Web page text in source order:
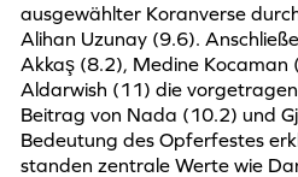
ausgewählter Koranverse
Alihan Uzunay (9.6).
Akkaş (8.2), Medine
Aldarwish (11) die
Beitrag von Nada (10.2) und
Bedeutung des Opferfestes
standen zentrale Werte wie